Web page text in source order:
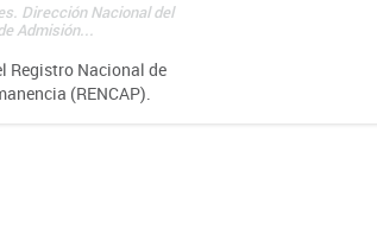
Dirección Nacional del
Admisión...
Registro Nacional de
(RENCAP).